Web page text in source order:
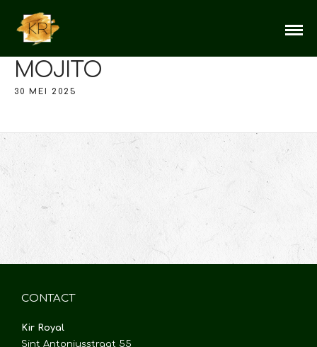
MOJITO
30 MEI 2025
CONTACT
Kir Royal
Sint Antoniusstraat 55